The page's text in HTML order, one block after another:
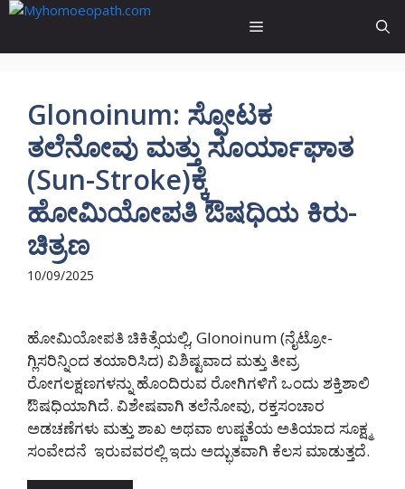
Skip
content
Menu
Glonoinum: ಸ್ಫೋಟಕ
ತಲೆನೋವು ಮತ್ತು ಸೂರ್ಯಾಘಾತ
(Sun-Stroke)ಕ್ಕೆ
ಹೋಮಿಯೋಪತಿ ಔಷಧಿಯ ಕಿರು-
ಚಿತ್ರಣ
10/09/2025
ಹೋಮಿಯೋಪತಿ ಚಿಕಿತ್ಸೆಯಲ್ಲಿ, Glonoinum (ನೈಟ್ರೋ-
ಗ್ಲಿಸರಿನ್ನಿಂದ ತಯಾರಿಸಿದ) ವಿಶಿಷ್ಟವಾದ ಮತ್ತು ತೀವ್ರ
ರೋಗಲಕ್ಷಣಗಳನ್ನು ಹೊಂದಿರುವ ರೋಗಿಗಳಿಗೆ ಒಂದು ಶಕ್ತಿಶಾಲಿ
ಔಷಧಿಯಾಗಿದೆ. ವಿಶೇಷವಾಗಿ ತಲೆನೋವು, ರಕ್ತಸಂಚಾರ
ಅಡಚಣೆಗಳು ಮತ್ತು ಶಾಖ ಅಥವಾ ಉಷ್ಣತೆಯ ಅತಿಯಾದ ಸೂಕ್ಷ್ಮ
ಸಂವೇದನೆ ಇರುವವರಲ್ಲಿ ಇದು ಅದ್ಭುತವಾಗಿ ಕೆಲಸ ಮಾಡುತ್ತದೆ.